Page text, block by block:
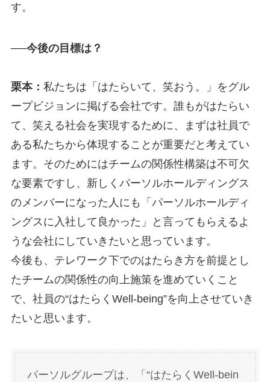
す。
──今後の目標は？
栗本： 私たちは「はたらいて、笑おう。」をグル
ープビジョンに掲げる会社です。誰もがはたらい
て、笑える社会を実現するために、まずは社員で
ある私たちから体現することが重要だと考えてい
ます。そのためにはチームの関係性構築は不可欠
な要素ですし、新しくパーソルホールディングス
のメンバーになった人にも「パーソルホールディ
ングスに入社して良かった」と言ってもらえるよ
うな会社にしていきたいと思っています。
今後も、テレワーク下でのはたらき方を前提とし
たチームの関係性の向上施策を進めていくこと
で、社員の“はたらくWell-being”を向上させていき
たいと思います。
パーソルグループは、「“はたらくWell-bein